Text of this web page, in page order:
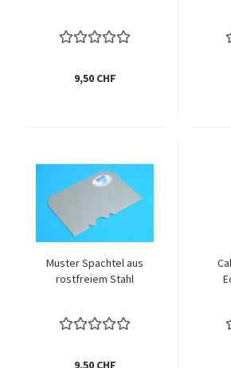
9,50 CHF
Muster Spachtel aus
rostfreiem Stahl
9,50 CHF